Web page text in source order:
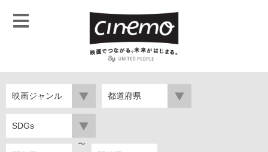
映画ジャンル 都道府県
SDGs
〜